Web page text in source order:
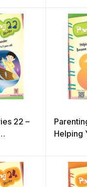
– 6
22 –
5 years
Helping
years